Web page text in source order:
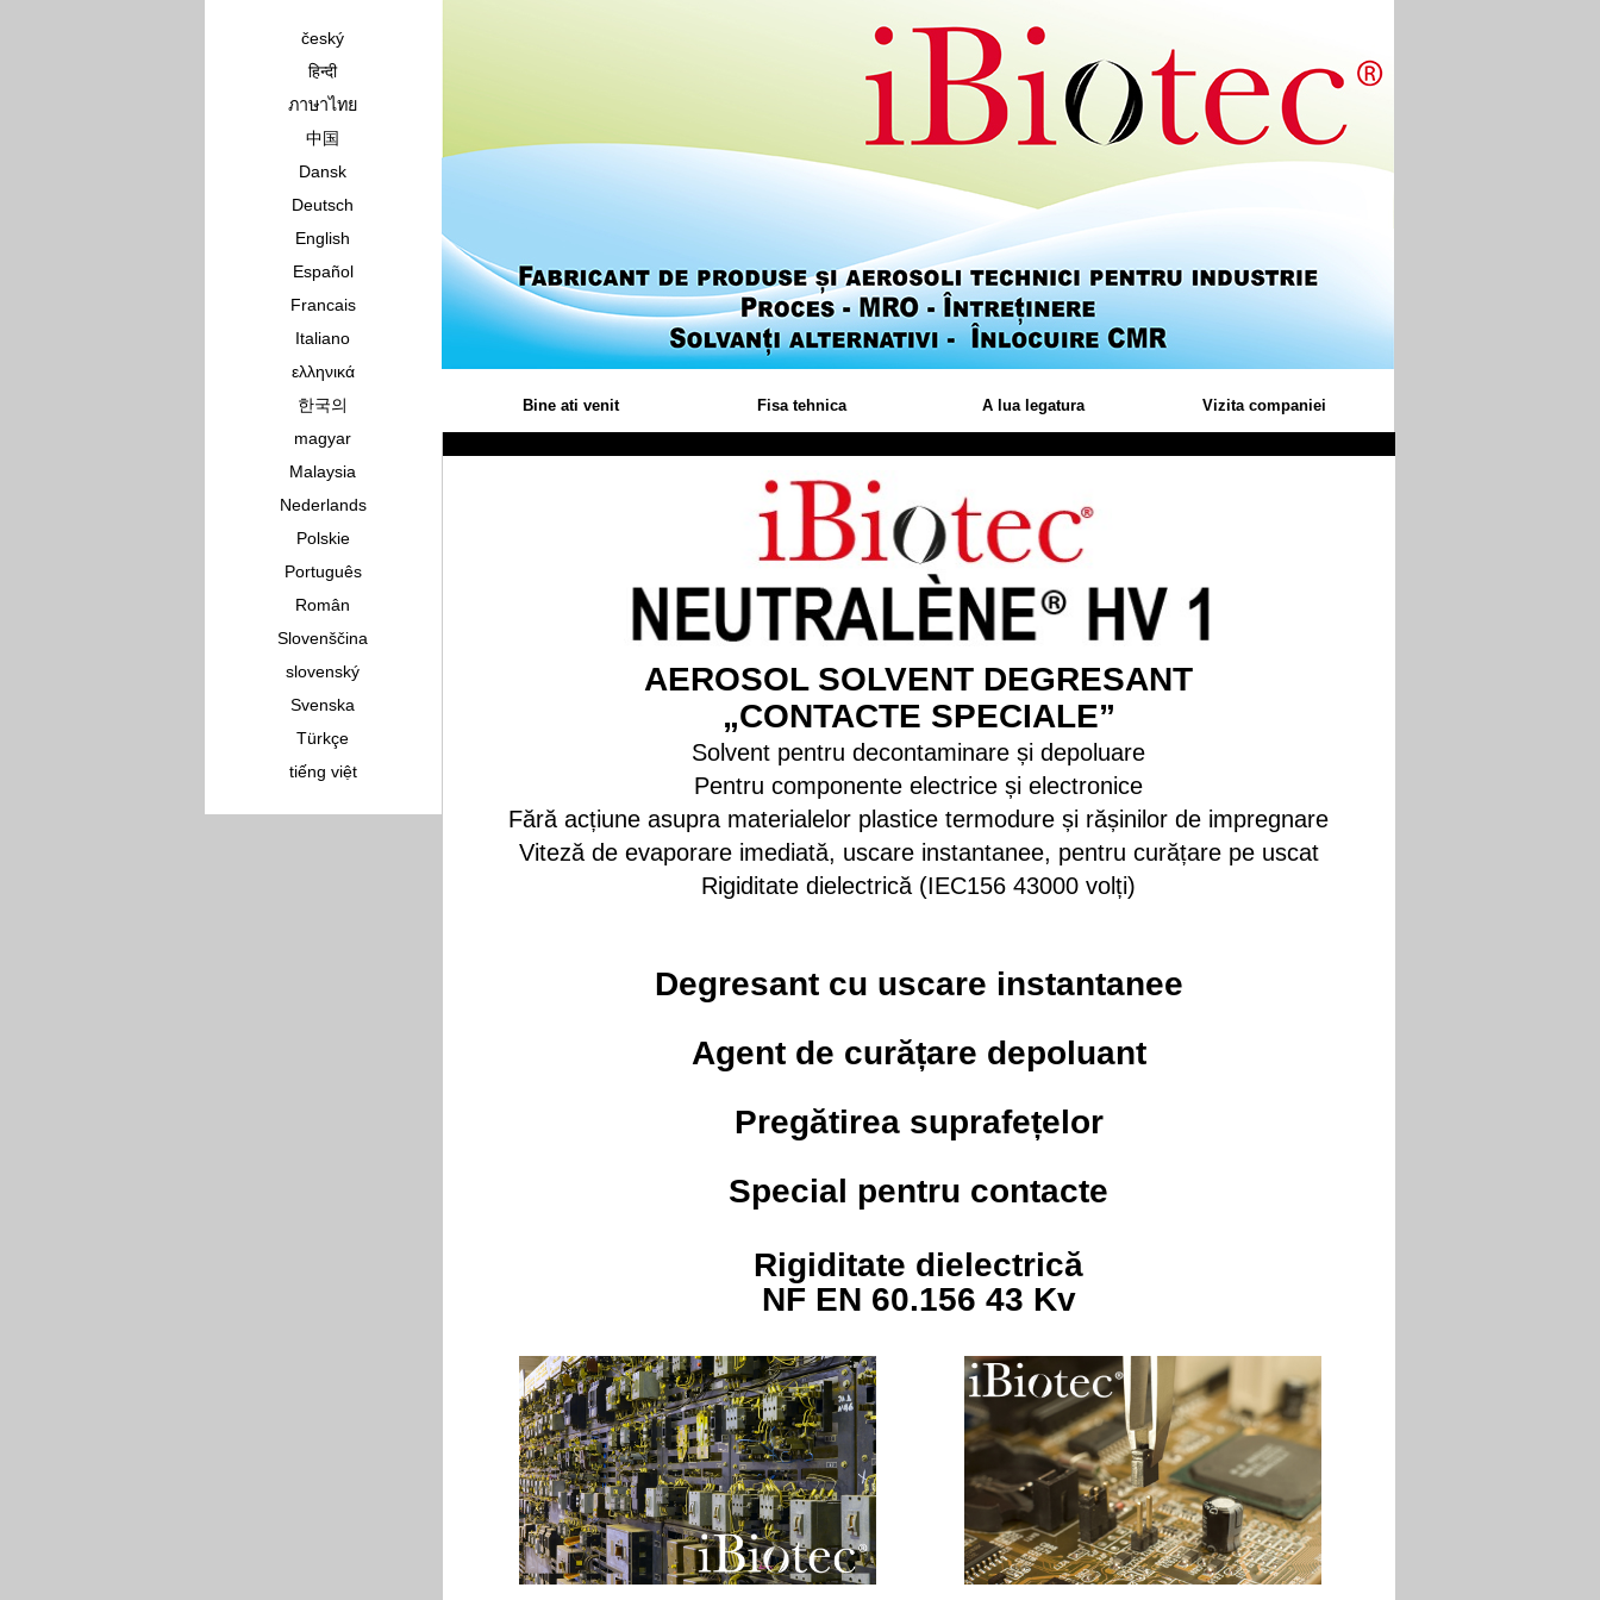
český
हिन्दी
ภาษาไทย
中国
Dansk
Deutsch
English
Español
Francais
Italiano
ελληνικά
한국의
magyar
Malaysia
Nederlands
Polskie
Português
Român
Slovenščina
slovenský
Svenska
Türkçe
tiếng việt
Bine ati venit Fisa tehnica A lua legatura Vizita companiei
AEROSOL SOLVENT DEGRESANT
„CONTACTE SPECIALE”
Solvent pentru decontaminare și depoluare
Pentru componente electrice și electronice
Fără acțiune asupra materialelor plastice termodure și rășinilor de impregnare
Viteză de evaporare imediată, uscare instantanee, pentru curățare pe uscat
Rigiditate dielectrică (IEC156 43000 volți)
Degresant cu uscare instantanee
Agent de curățare depoluant
Pregătirea suprafețelor
Special pentru contacte
Rigiditate dielectrică
NF EN 60.156 43 Kv